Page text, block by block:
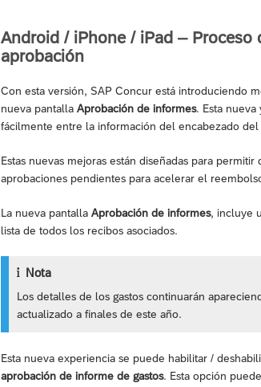
Android / iPhone / iPad –
aprobación
Con esta versión, SAP Concur está introduciendo
nueva pantalla Aprobación de informes. Esta
fácilmente entre la información del encabezado
Estas nuevas mejoras están diseñadas para
aprobaciones pendientes para acelerar el
La nueva pantalla Aprobación de informes, incluye
lista de todos los recibos asociados.
Nota
Los detalles de los gastos continuarán
actualizado a finales de este año.
Esta nueva experiencia se puede habilitar /
aprobación de informe de gastos. Esta opción